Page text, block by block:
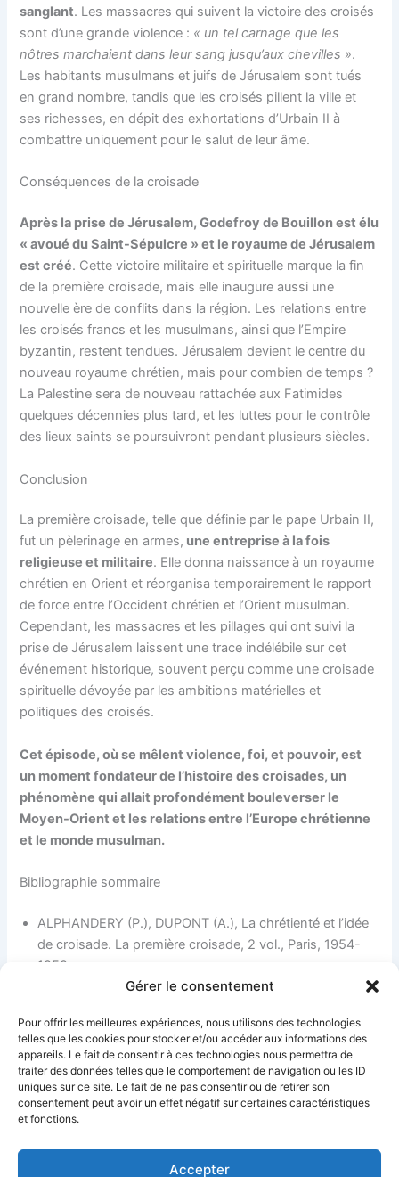
Gérer le consentement
Pour offrir les meilleures expériences, nous utilisons des technologies
telles que les cookies pour stocker et/ou accéder aux informations des
appareils. Le fait de consentir à ces technologies nous permettra de
traiter des données telles que le comportement de navigation ou les ID
uniques sur ce site. Le fait de ne pas consentir ou de retirer son
consentement peut avoir un effet négatif sur certaines caractéristiques
et fonctions.
Accepter
sanglant. Les massacres qui suivent la victoire des croisés
sont d’une grande violence : « un tel carnage que les
nôtres marchaient dans leur sang jusqu’aux chevilles »​.
Les habitants musulmans et juifs de Jérusalem sont tués
en grand nombre, tandis que les croisés pillent la ville et
ses richesses, en dépit des exhortations d’Urbain II à
combattre uniquement pour le salut de leur âme​.
Conséquences de la croisade
Après la prise de Jérusalem, Godefroy de Bouillon est élu
« avoué du Saint-Sépulcre » et le royaume de Jérusalem
est créé. Cette victoire militaire et spirituelle marque la fin
de la première croisade, mais elle inaugure aussi une
nouvelle ère de conflits dans la région. Les relations entre
les croisés francs et les musulmans, ainsi que l’Empire
byzantin, restent tendues. Jérusalem devient le centre du
nouveau royaume chrétien, mais pour combien de temps ?
La Palestine sera de nouveau rattachée aux Fatimides
quelques décennies plus tard, et les luttes pour le contrôle
des lieux saints se poursuivront pendant plusieurs siècles​.
Conclusion
La première croisade, telle que définie par le pape Urbain II,
fut un pèlerinage en armes, une entreprise à la fois
religieuse et militaire. Elle donna naissance à un royaume
chrétien en Orient et réorganisa temporairement le rapport
de force entre l’Occident chrétien et l’Orient musulman.
Cependant, les massacres et les pillages qui ont suivi la
prise de Jérusalem laissent une trace indélébile sur cet
événement historique, souvent perçu comme une croisade
spirituelle dévoyée par les ambitions matérielles et
politiques des croisés​.
Cet épisode, où se mêlent violence, foi, et pouvoir, est
un moment fondateur de l’histoire des croisades, un
phénomène qui allait profondément bouleverser le
Moyen-Orient et les relations entre l’Europe chrétienne
et le monde musulman.
Bibliographie sommaire
ALPHANDERY (P.), DUPONT (A.), La chrétienté et l’idée
de croisade. La première croisade, 2 vol., Paris, 1954-
1959 ;
DELARUELLE (E), L’idée de croisade au Moyen Age,
DELORT (R.) (sous la direction de), Les croisades, Paris,
1988
PRÉCÉDENT SUIVANT